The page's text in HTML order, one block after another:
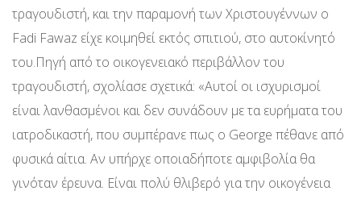
τραγουδιστή, και την παραμονή των Χριστουγέννων ο
Fadi Fawaz είχε κοιμηθεί εκτός σπιτιού, στο αυτοκίνητό
του.Πηγή από το οικογενειακό περιβάλλον του
τραγουδιστή, σχολίασε σχετικά: «Αυτοί οι ισχυρισμοί
είναι λανθασμένοι και δεν συνάδουν με τα ευρήματα του
ιατροδικαστή, που συμπέρανε πως ο George πέθανε από
φυσικά αίτια. Αν υπήρχε οποιαδήποτε αμφιβολία θα
γινόταν έρευνα. Είναι πολύ θλιβερό για την οικογένεια